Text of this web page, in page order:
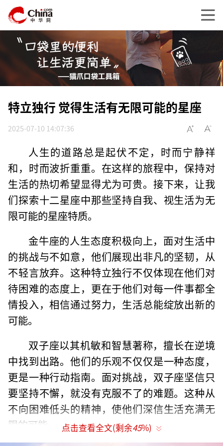
特立独行 觉得生活有无限可能的星座
2025-07-10 14:07:36
人生的道路总是起伏不定，时而宁静祥
和，时而波折重重。在这样的旅程中，保持对
生活的热切希望显得尤为可贵。接下来，让我
们探索十二星座中那些坚持自我、视生活为无
限可能的星座特质。
金牛座的人生态度积极向上，面对生活中
的挑战与不如意，他们展现出非凡的坚韧，从
不轻言放弃。这种特立独行不仅体现在他们对
待困难的态度上，更在于他们对每一件事都全
情投入，相信通过努力，生活总能绽放出新的
可能。
双子座以其机敏和智慧著称，擅长在逆境
中找到出路。他们的乐观不仅仅是一种态度，
更是一种行动指南。面对挑战，双子座坚信只
要坚持不懈，就没有克服不了的难题。这种从
不向困难低头的精神，使他们深信生活充满无
限的可能。
点击查看全文(剩余45%)